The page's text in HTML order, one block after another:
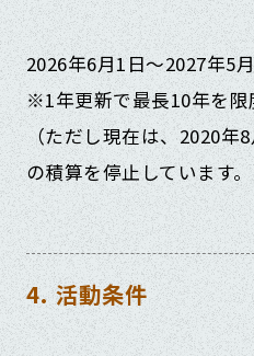
2026年6月1日～2027年5
※1年更新で最長10年を限
（ただし現在は、2020年
の積算を停止しています
4. 活動条件